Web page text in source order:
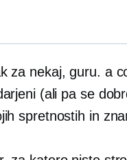
za nekaj, guru. a
(ali pa se
spretnostih in